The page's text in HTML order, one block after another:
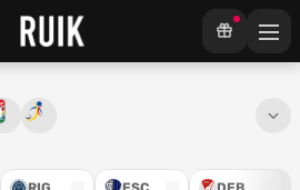
Mistrovství světa